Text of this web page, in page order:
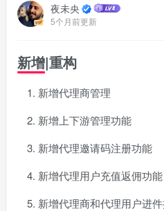
夜未央
5个月前更新
新增|重构
新增代理商管理
新增上下游管理功能
新增代理邀请码注册功能
新增代理用户充值返佣功能
新增代理商和代理用户进